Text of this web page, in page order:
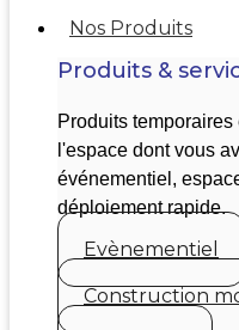
Nos Produits
Produits &
Produits
l'espace dont vous
événementiel,
déploiement rapide.
Evènementiel
Construction